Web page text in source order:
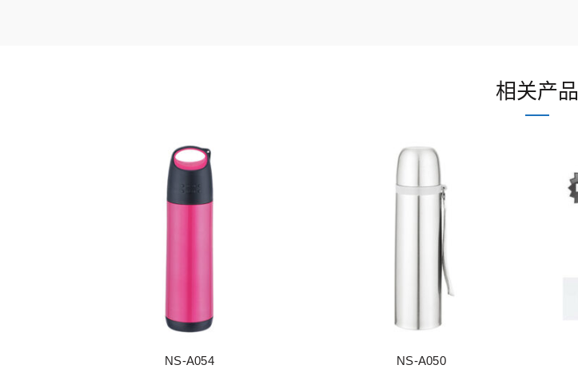
相关产品
阅读更多
NS-A054 阅读更多
NS-A050